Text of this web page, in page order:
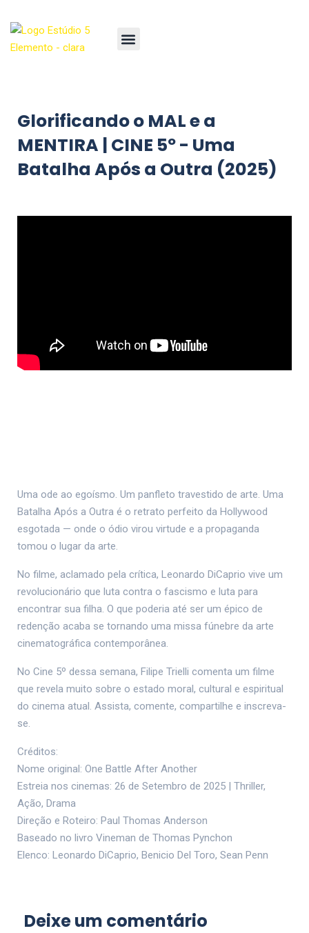
Glorificando o MAL e a
MENTIRA | CINE 5º - Uma
Batalha Após a Outra (2025)
Uma ode ao egoísmo. Um panfleto travestido de arte. Uma
Batalha Após a Outra é o retrato perfeito da Hollywood
esgotada — onde o ódio virou virtude e a propaganda
tomou o lugar da arte.
No filme, aclamado pela crítica, Leonardo DiCaprio vive um
revolucionário que luta contra o fascismo e luta para
encontrar sua filha. O que poderia até ser um épico de
redenção acaba se tornando uma missa fúnebre da arte
cinematográfica contemporânea.
No Cine 5º dessa semana, Filipe Trielli comenta um filme
que revela muito sobre o estado moral, cultural e espiritual
do cinema atual. Assista, comente, compartilhe e inscreva-
se.
Créditos:
Nome original: One Battle After Another
Estreia nos cinemas: 26 de Setembro de 2025 | Thriller,
Ação, Drama
Direção e Roteiro: Paul Thomas Anderson
Baseado no livro Vineman de Thomas Pynchon
Elenco: Leonardo DiCaprio, Benicio Del Toro, Sean Penn
Deixe um comentário